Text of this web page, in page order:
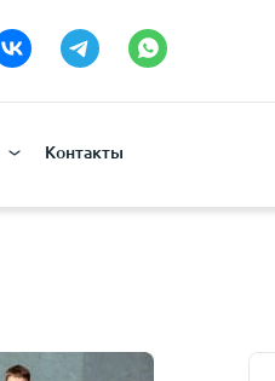
Контакты